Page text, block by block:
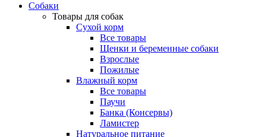
Собаки
Товары для собак
Сухой корм
Все товары
Щенки и беременные собаки
Взрослые
Пожилые
Влажный корм
Все товары
Паучи
Банка (Консервы)
Ламистер
Натуральное питание